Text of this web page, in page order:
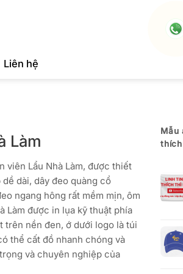
Liên hệ
Làm
viên Lẩu Nhà Làm, được thiết
dài, dây đeo quàng cổ
ngang hông rất mềm mịn, ôm
Làm được in lụa kỹ thuật phía
trên nền đen, ớ dưới logo là túi
thể cất đồ nhanh chóng và
và chuyên nghiệp của
Mẫu
thích